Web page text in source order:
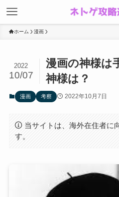
ホーム 漫画
漫画の神様は
神様は？
2022
10/07
漫画 考察 2022年10月7日
当サイトは、海外在住者に
す。